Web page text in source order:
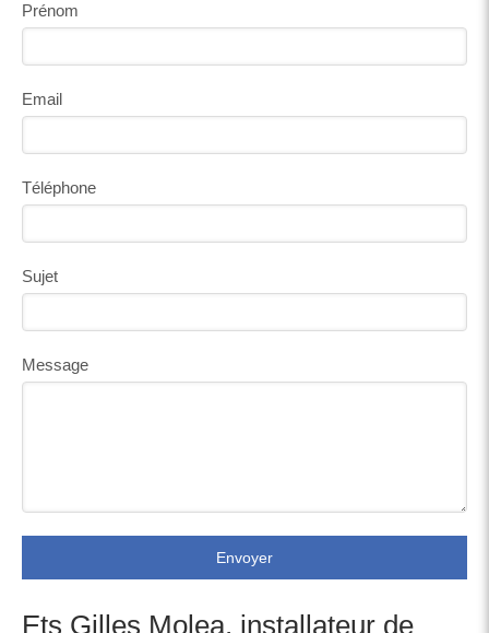
Prénom
Email
Téléphone
Sujet
Message
Envoyer
Ets Gilles Molea, installateur de